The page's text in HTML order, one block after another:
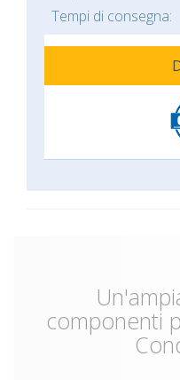
Tempi di consegna:
componenti